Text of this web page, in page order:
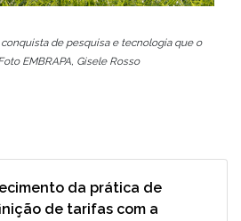
de pesquisa e tecnologia que o
EMBRAPA, Gisele Rosso
da prática de
de tarifas com a